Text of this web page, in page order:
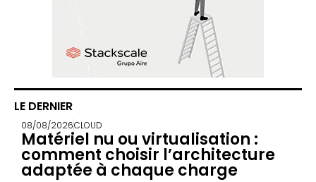
LE DERNIER
08/08/2026CLOUD
Matériel nu ou virtualisation :
comment choisir l’architecture
adaptée à chaque charge